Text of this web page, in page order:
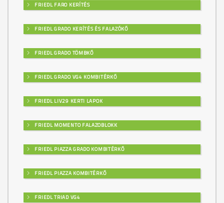
FRIEDL FARO KERÍTÉS
FRIEDL GRADO KERÍTÉS ÉS FALAZÓKŐ
FRIEDL GRADO TÖMBKŐ
FRIEDL GRADO VG4 KOMBITÉRKŐ
FRIEDL LIV29 KERTI LAPOK
FRIEDL MOMENTO FALAZOBLOKK
FRIEDL PIAZZA GRADO KOMBITÉRKŐ
FRIEDL PIAZZA KOMBITÉRKŐ
FRIEDL TRIAD VG4